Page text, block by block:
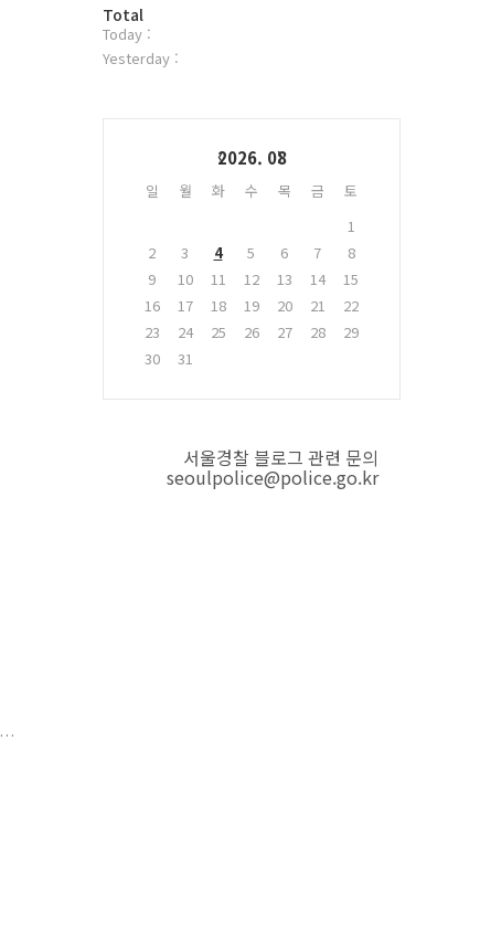
플
러
그
방
문
자
Total
Today :
Yesterday :
2026. 08
일 월 화 수 목 금
토
1
2
3 4 5 6 7
8
9
10 11 12 13 14
15
16
17 18 19 20 21
22
23
24 25 26 27 28
29
30
31
서울경찰 블로그 관련 문의
seoulpolice@police.go.kr